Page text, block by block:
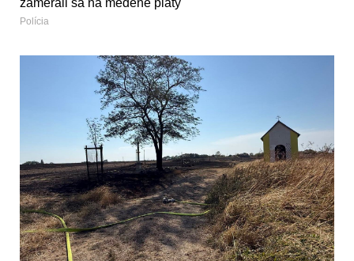
zamerali sa na medené pláty
Polícia